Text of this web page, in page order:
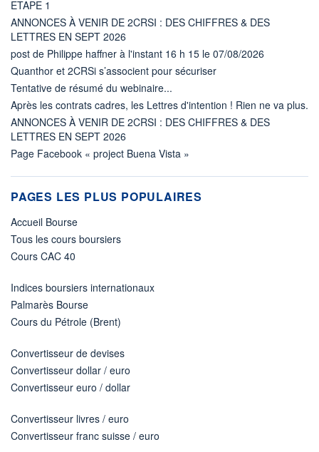
ETAPE 1
ANNONCES À VENIR DE 2CRSI : DES CHIFFRES & DES
LETTRES EN SEPT 2026
post de Philippe haffner à l'instant 16 h 15 le 07/08/2026
Quanthor et 2CRSi s’associent pour sécuriser
Tentative de résumé du webinaire...
Après les contrats cadres, les Lettres d'intention ! Rien ne va plus.
ANNONCES À VENIR DE 2CRSI : DES CHIFFRES & DES
LETTRES EN SEPT 2026
Page Facebook « project Buena Vista »
PAGES LES PLUS POPULAIRES
Accueil Bourse
Tous les cours boursiers
Cours CAC 40
Indices boursiers internationaux
Palmarès Bourse
Cours du Pétrole (Brent)
Convertisseur de devises
Convertisseur dollar / euro
Convertisseur euro / dollar
Convertisseur livres / euro
Convertisseur franc suisse / euro